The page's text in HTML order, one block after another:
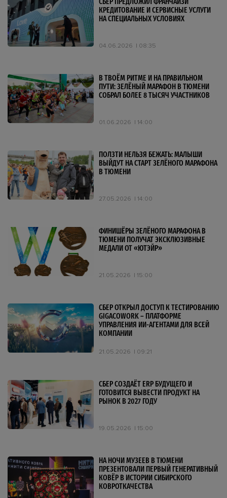
КРЕДИТОВАНИЕ И СЕРВИСНЫЕ УСЛУГИ
НА СПЕЦИАЛЬНЫХ УСЛОВИЯХ
04.06.2026 08:35
В ТВОЁМ РИТМЕ И НА ПРАВИЛЬНОМ
ПУТИ: ЗЕЛЁНЫЙ МАРАФОН В ТЮМЕНИ
СОБРАЛ БОЛЕЕ 8 ТЫСЯЧ УЧАСТНИКОВ
01.06.2026 14:00
ПОЛЗТИ НЕЛЬЗЯ БЕЖАТЬ: МАЛЫШИ
ВЫЙДУТ НА СТАРТ ЗЕЛЁНОГО МАРАФОНА
В ТЮМЕНИ
27.05.2026 14:00
ФИНИШЁРЫ ЗЕЛЁНОГО МАРАФОНА В
ТЮМЕНИ ПОЛУЧАТ ЭКСКЛЮЗИВНЫЕ
МЕДАЛИ ОТ «ЮТЭЙР»
21.05.2026 15:00
СБЕР ОТКРЫЛ ДОСТУП К ТЕСТИРОВАНИЮ
GIGACOWORK – ПЛАТФОРМЕ
УПРАВЛЕНИЯ ИИ-АГЕНТАМИ ДЛЯ ВСЕЙ
КОМПАНИИ
21.05.2026 09:21
СБЕР СОЗДАЁТ ERP БУДУЩЕГО И
ГОТОВИТСЯ ВЫВЕСТИ ПРОДУКТ НА
РЫНОК В 2027 ГОДУ
19.05.2026 15:00
НА НОЧИ МУЗЕЕВ В ТЮМЕНИ
ПРЕЗЕНТОВАЛИ ПЕРВЫЙ ГЕНЕРАТИВНЫЙ
КОВЁР В ИСТОРИИ СИБИРСКОГО
КОВРОТКАЧЕСТВА